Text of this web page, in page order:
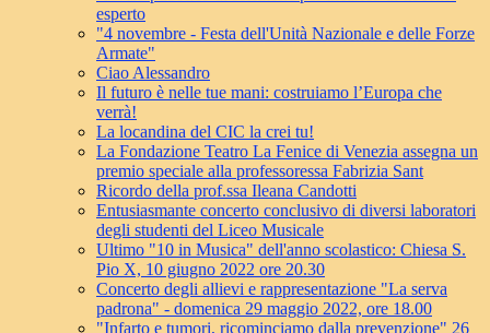
esperto
"4 novembre - Festa dell'Unità Nazionale e delle Forze
Armate"
Ciao Alessandro
Il futuro è nelle tue mani: costruiamo l’Europa che
verrà!
La locandina del CIC la crei tu!
La Fondazione Teatro La Fenice di Venezia assegna un
premio speciale alla professoressa Fabrizia Sant
Ricordo della prof.ssa Ileana Candotti
Entusiasmante concerto conclusivo di diversi laboratori
degli studenti del Liceo Musicale
Ultimo "10 in Musica" dell'anno scolastico: Chiesa S.
Pio X, 10 giugno 2022 ore 20.30
Concerto degli allievi e rappresentazione "La serva
padrona" - domenica 29 maggio 2022, ore 18.00
"Infarto e tumori, ricominciamo dalla prevenzione" 26